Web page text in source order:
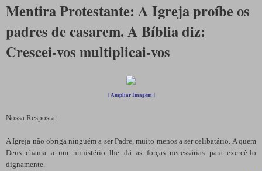
Mentira Protestante: A Igreja proíbe os
padres de casarem. A Bíblia diz:
Crescei-vos multiplicai-vos
[ Ampliar Imagem ]
Nossa Resposta:
A Igreja não obriga ninguém a ser Padre, muito menos a ser celibatário. A quem
Deus chama a um ministério lhe dá as forças necessárias para exercê-lo
dignamente.